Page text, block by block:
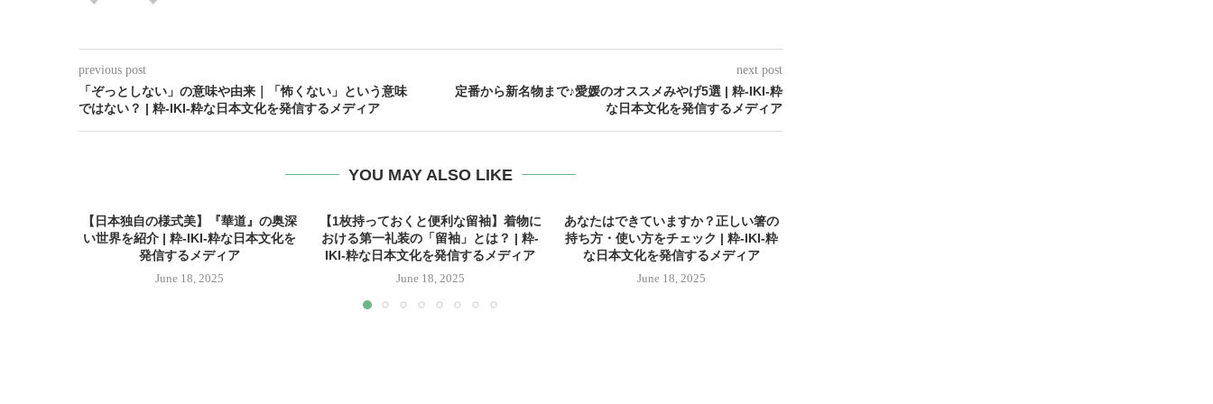
previous post
「ぞっとしない」の意味や由来｜「怖くない」という意味
ではない？ | 粋-IKI-粋な日本文化を発信するメディア
next post
定番から新名物まで♪愛媛のオススメみやげ5選 | 粋-IKI-粋
な日本文化を発信するメディア
YOU MAY ALSO LIKE
【日本独自の様式美】『華道』の奥深
い世界を紹介 | 粋-IKI-粋な日本文化を
発信するメディア
June 18, 2025
【1枚持っておくと便利な留袖】着物に
おける第一礼装の「留袖」とは？ | 粋-
IKI-粋な日本文化を発信するメディア
June 18, 2025
あなたはできていますか？正しい箸の
持ち方・使い方をチェック | 粋-IKI-粋
な日本文化を発信するメディア
June 18, 2025